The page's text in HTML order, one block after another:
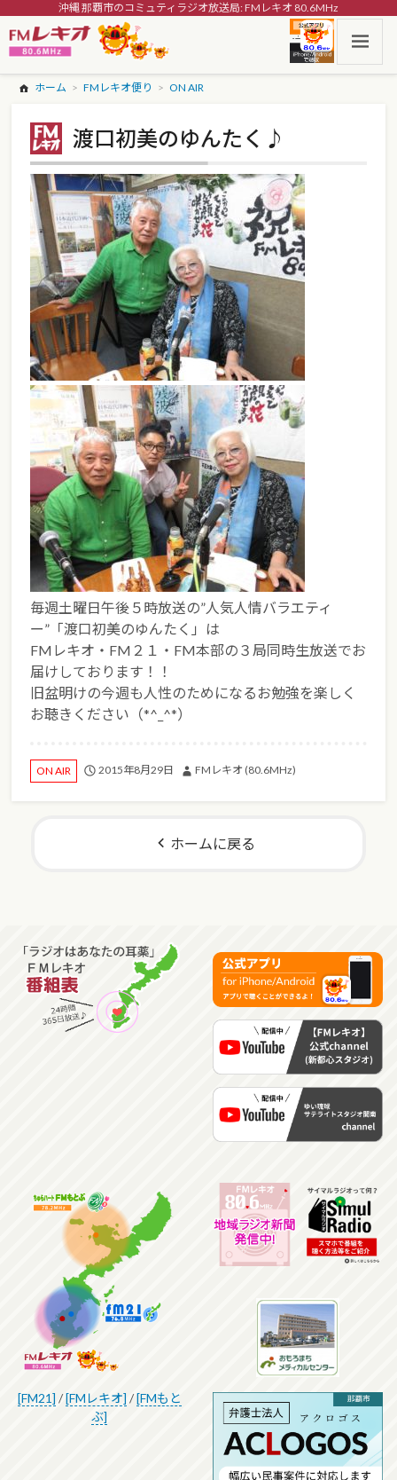
沖縄 那覇市のコミュティラジオ放送局: FMレキオ 80.6MHz
ホーム FMレキオ便り ON AIR
渡口初美のゆんたく♪
毎週土曜日午後５時放送の”人気人情バラエティ
ー”「渡口初美のゆんたく」は
FMレキオ・FM２１・FM本部の３局同時生放送でお
届けしております！！
旧盆明けの今週も人性のためになるお勉強を楽しく
お聴きください（*^_^*）
ON AIR 2015年8月29日 FMレキオ (80.6MHz)
ホームに戻る
[FM21] /[FMレキオ] /[FMもと
ぶ]